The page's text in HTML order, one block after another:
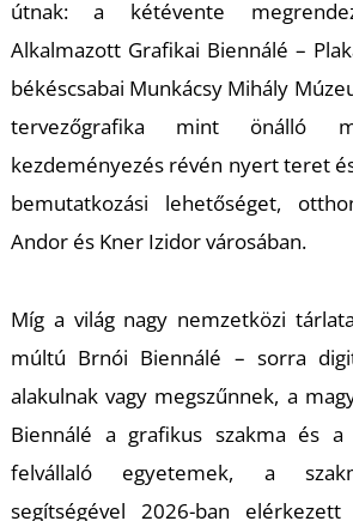
útnak: a kétévente
Alkalmazott Grafikai Biennálé –
békéscsabai Munkácsy Mihály
tervezőgrafika mint önálló
kezdeményezés révén nyert teret
bemutatkozási lehetőséget,
Andor és Kner Izidor városában.
Míg a világ nagy nemzetközi
múltú Brnói Biennálé – sorra
alakulnak vagy megszűnnek, a
Biennálé a grafikus szakma és a
felvállaló egyetemek, a
segítségével 2026-ban